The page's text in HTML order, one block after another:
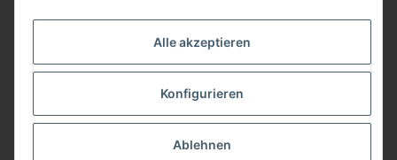
Alle akzeptieren
Konfigurieren
Ablehnen
Herstellerinformationen